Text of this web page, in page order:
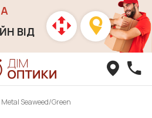
ВІД
Seaweed/Green